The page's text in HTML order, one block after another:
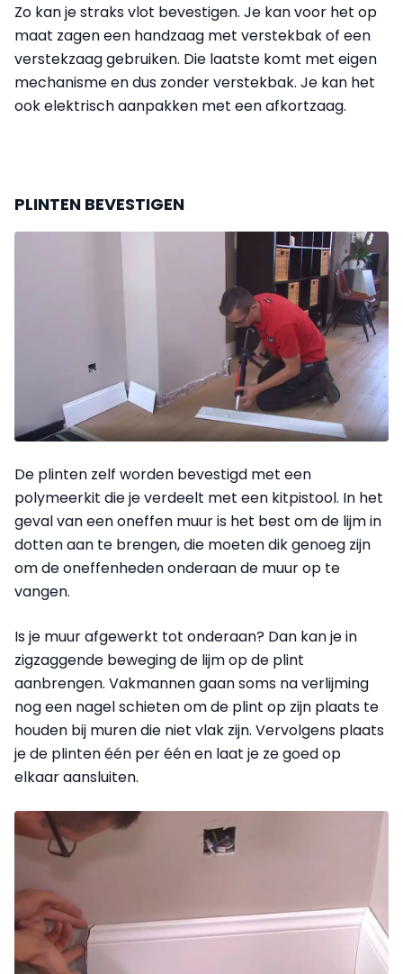
Zo kan je straks vlot bevestigen. Je kan voor het op
maat zagen een handzaag met verstekbak of een
verstekzaag gebruiken. Die laatste komt met eigen
mechanisme en dus zonder verstekbak. Je kan het
ook elektrisch aanpakken met een afkortzaag.
PLINTEN BEVESTIGEN
De plinten zelf worden bevestigd met een
polymeerkit die je verdeelt met een kitpistool. In het
geval van een oneffen muur is het best om de lijm in
dotten aan te brengen, die moeten dik genoeg zijn
om de oneffenheden onderaan de muur op te
vangen.
Is je muur afgewerkt tot onderaan? Dan kan je in
zigzaggende beweging de lijm op de plint
aanbrengen. Vakmannen gaan soms na verlijming
nog een nagel schieten om de plint op zijn plaats te
houden bij muren die niet vlak zijn. Vervolgens plaats
je de plinten één per één en laat je ze goed op
elkaar aansluiten.